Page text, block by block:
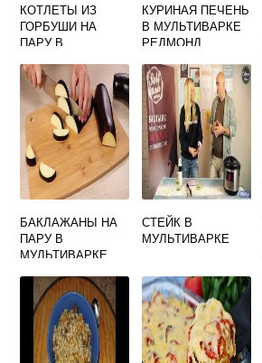
КОТЛЕТЫ ИЗ
ГОРБУШИ НА
ПАРУ В
КУРИНАЯ ПЕЧЕНЬ
В МУЛЬТИВАРКЕ
РЕДМОНД
БАКЛАЖАНЫ НА
ПАРУ В
МУЛЬТИВАРКЕ
СТЕЙК В
МУЛЬТИВАРКЕ